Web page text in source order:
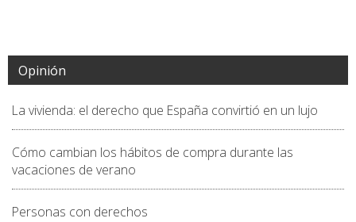
Opinión
La vivienda: el derecho que España convirtió en un lujo
Cómo cambian los hábitos de compra durante las
vacaciones de verano
Personas con derechos